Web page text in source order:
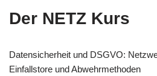
Der NETZ Kurs
Datensicherheit und DSGVO:
Einfallstore und Abwehrmethoden